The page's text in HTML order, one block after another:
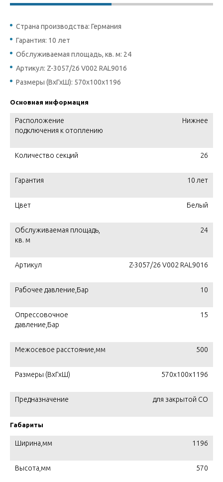
Страна производства: Германия
Гарантия: 10 лет
Обслуживаемая площадь, кв. м: 24
Артикул: Z-3057/26 V002 RAL9016
Размеры (ВхГхШ): 570х100х1196
Основная информация
Расположение
подключения к отоплению
Нижнее
Количество секций 26
Гарантия 10 лет
Цвет Белый
Обслуживаемая площадь,
кв. м
24
Артикул Z-3057/26 V002 RAL9016
Рабочее давление,Бар 10
Опрессовочное
давление,Бар
15
Межосевое расстояние,мм 500
Размеры (ВхГхШ) 570х100х1196
Предназначение для закрытой СО
Габариты
Ширина,мм 1196
Высота,мм 570